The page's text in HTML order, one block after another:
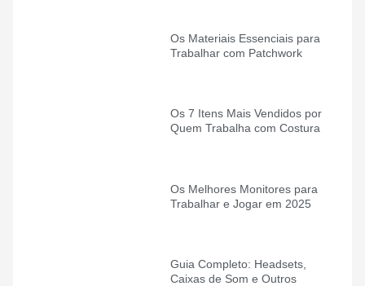
Os Materiais Essenciais para
Trabalhar com Patchwork
Os 7 Itens Mais Vendidos por
Quem Trabalha com Costura
Os Melhores Monitores para
Trabalhar e Jogar em 2025
Guia Completo: Headsets,
Caixas de Som e Outros